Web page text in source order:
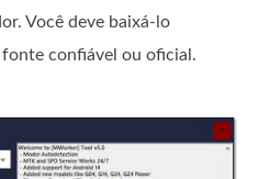
Você deve baixá-lo
confiável ou oficial.